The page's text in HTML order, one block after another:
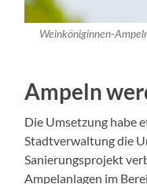
Weinköniginnen-
Ampeln
Die Umsetzung habe
Stadtverwaltung die
Sanierungsprojekt
Ampelanlagen im